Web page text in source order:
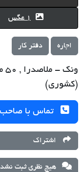
1 عگس
اجاره دفتر کار
(کشوری)
تماس با
اشتراک
هیچ نظری ثبت